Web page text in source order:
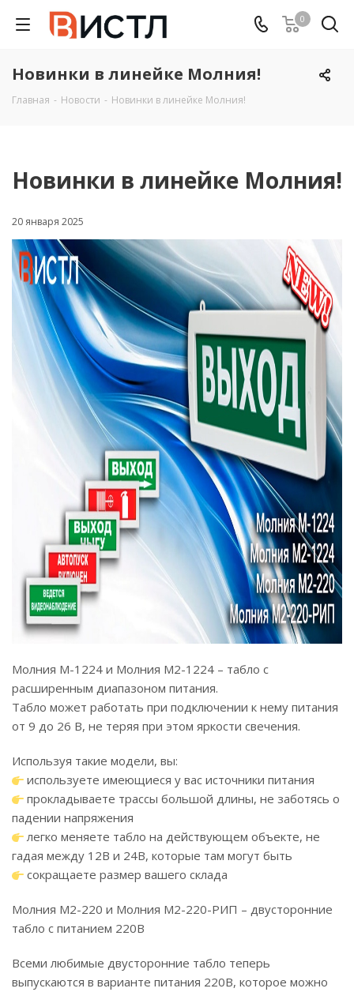
0
Новинки в линейке Молния!
Главная - Новости - Новинки в линейке Молния!
Новинки в линейке Молния!
20 января 2025
Молния М-1224 и Молния М2-1224 – табло с
расширенным диапазоном питания.
Табло может работать при подключении к нему питания
от 9 до 26 В, не теряя при этом яркости свечения.
Используя такие модели, вы:
используете имеющиеся у вас источники питания
прокладываете трассы большой длины, не заботясь о
падении напряжения
легко меняете табло на действующем объекте, не
гадая между 12В и 24В, которые там могут быть
сокращаете размер вашего склада
Молния М2-220 и Молния М2-220-РИП – двусторонние
табло с питанием 220В
Всеми любимые двусторонние табло теперь
выпускаются в варианте питания 220В, которое можно